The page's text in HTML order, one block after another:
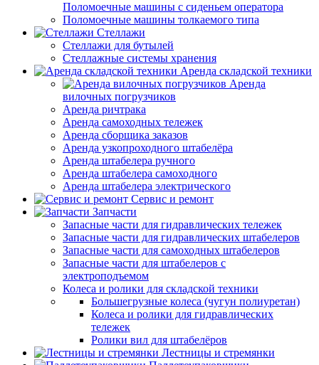
Поломоечные машины с сиденьем оператора
Поломоечные машины толкаемого типа
Стеллажи
Стеллажи для бутылей
Стеллажные системы хранения
Аренда складской техники
Аренда
вилочных погрузчиков
Аренда ричтрака
Аренда самоходных тележек
Аренда сборщика заказов
Аренда узкопроходного штабелёра
Аренда штабелера ручного
Аренда штабелера самоходного
Аренда штабелера электрического
Сервис и ремонт
Запчасти
Запасные части для гидравлических тележек
Запасные части для гидравлических штабелеров
Запасные части для самоходных штабелеров
Запасные части для штабелеров с
электроподъемом
Колеса и ролики для складской техники
Большегрузные колеса (чугун полиуретан)
Колеса и ролики для гидравлических
тележек
Ролики вил для штабелёров
Лестницы и стремянки